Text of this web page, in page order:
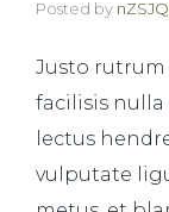
Posted by
Justo rutrum
facilisis nulla
lectus
vulputate